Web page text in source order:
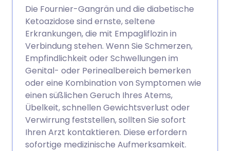
Die Fournier-Gangrän und die diabetische
Ketoazidose sind ernste, seltene
Erkrankungen, die mit Empagliflozin in
Verbindung stehen. Wenn Sie Schmerzen,
Empfindlichkeit oder Schwellungen im
Genital- oder Perinealbereich bemerken
oder eine Kombination von Symptomen wie
einen süßlichen Geruch Ihres Atems,
Übelkeit, schnellen Gewichtsverlust oder
Verwirrung feststellen, sollten Sie sofort
Ihren Arzt kontaktieren. Diese erfordern
sofortige medizinische Aufmerksamkeit.